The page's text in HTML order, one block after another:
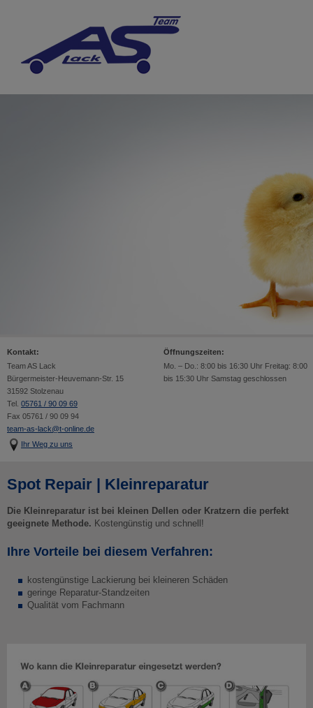
Kontakt:
Team AS Lack
Bürgermeister-Heuvemann-Str. 15
31592 Stolzenau
Tel. 05761 / 90 09 69
Fax 05761 / 90 09 94
team-as-lack@t-online.de
Ihr Weg zu uns
Öffnungszeiten:
Mo. – Do.: 8:00 bis 16:30 Uhr Freitag: 8:00
bis 15:30 Uhr Samstag geschlossen
Spot Repair | Kleinreparatur
Die Kleinreparatur ist bei kleinen Dellen oder Kratzern die perfekt
geeignete Methode. Kostengünstig und schnell!
Ihre Vorteile bei diesem Verfahren:
kostengünstige Lackierung bei kleineren Schäden
geringe Reparatur-Standzeiten
Qualität vom Fachmann